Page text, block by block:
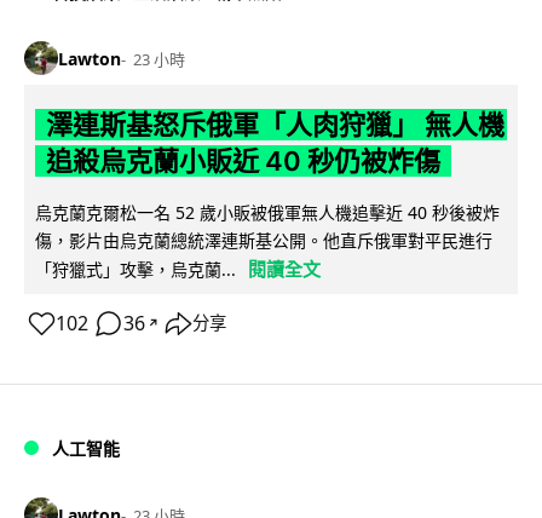
Lawton 23 小時
澤連斯基怒斥俄軍「人肉狩獵」 無人機
追殺烏克蘭小販近 40 秒仍被炸傷
烏克蘭克爾松一名 52 歲小販被俄軍無人機追擊近 40 秒後被炸
傷，影片由烏克蘭總統澤連斯基公開。他直斥俄軍對平民進行
「狩獵式」攻擊，烏克蘭...
閱讀全文
102 36 ↗ 分享
人工智能